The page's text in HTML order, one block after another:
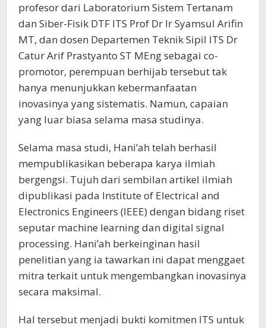
profesor dari Laboratorium Sistem Tertanam
dan Siber-Fisik DTF ITS Prof Dr Ir Syamsul Arifin
MT, dan dosen Departemen Teknik Sipil ITS Dr
Catur Arif Prastyanto ST MEng sebagai co-
promotor, perempuan berhijab tersebut tak
hanya menunjukkan kebermanfaatan
inovasinya yang sistematis. Namun, capaian
yang luar biasa selama masa studinya.
Selama masa studi, Hani’ah telah berhasil
mempublikasikan beberapa karya ilmiah
bergengsi. Tujuh dari sembilan artikel ilmiah
dipublikasi pada Institute of Electrical and
Electronics Engineers (IEEE) dengan bidang riset
seputar machine learning dan digital signal
processing. Hani’ah berkeinginan hasil
penelitian yang ia tawarkan ini dapat menggaet
mitra terkait untuk mengembangkan inovasinya
secara maksimal.
Hal tersebut menjadi bukti komitmen ITS untuk